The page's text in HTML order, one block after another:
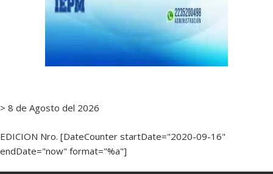
> 8 de Agosto del 2026
EDICION Nro. [DateCounter startDate="2020-09-16"
endDate="now" format="%a"]